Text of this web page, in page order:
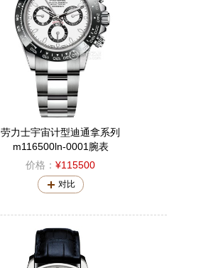
劳力士宇宙计型迪通拿系列
m116500ln-0001腕表
价格： ¥115500
对比